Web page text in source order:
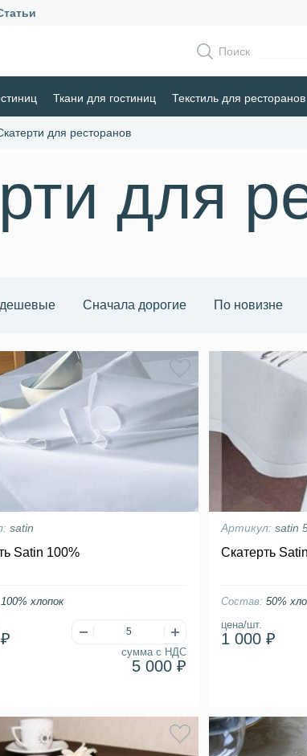
Поиск
Ткани для гостиниц Текстиль для ресторанов
для ресторанов
для
Сначала дорогие По новизне
satin
Satin 100%
сумма с НДС
5 000 ₽
100% хлопок
Артикул:satin
Скатерть
цена/шт.
1 000 ₽
Состав:50%